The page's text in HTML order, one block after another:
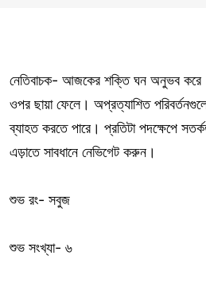
নেতিবাচক- আজকের শক্তি ঘন অনুভব
ওপর ছায়া ফেলে। অপ্রত্যাশিত
ব্যাহত করতে পারে। প্রতিটা পদক্ষেপে
এড়াতে সাবধানে নেভিগেট করুন।
শুভ রং- সবুজ
শুভ সংখ্যা- ৬